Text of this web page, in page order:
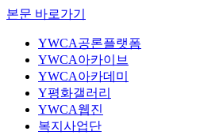
본문 바로가기
YWCA공론플랫폼
YWCA아카이브
YWCA아카데미
Y평화갤러리
YWCA웹진
복지사업단